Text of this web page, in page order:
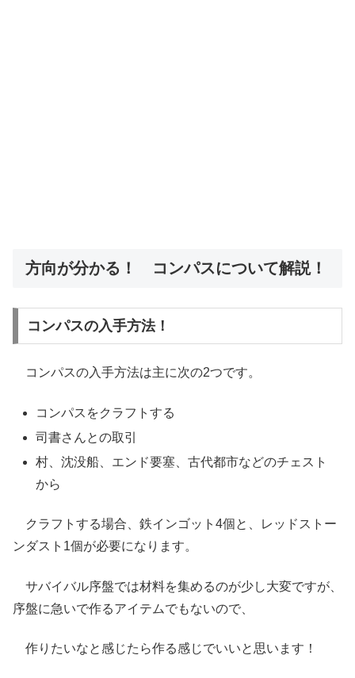
方向が分かる！ コンパスについて解説！
コンパスの入手方法！
コンパスの入手方法は主に次の2つです。
コンパスをクラフトする
司書さんとの取引
村、沈没船、エンド要塞、古代都市などのチェスト
から
クラフトする場合、鉄インゴット4個と、レッドストー
ンダスト1個が必要になります。
サバイバル序盤では材料を集めるのが少し大変ですが、
序盤に急いで作るアイテムでもないので、
作りたいなと感じたら作る感じでいいと思います！